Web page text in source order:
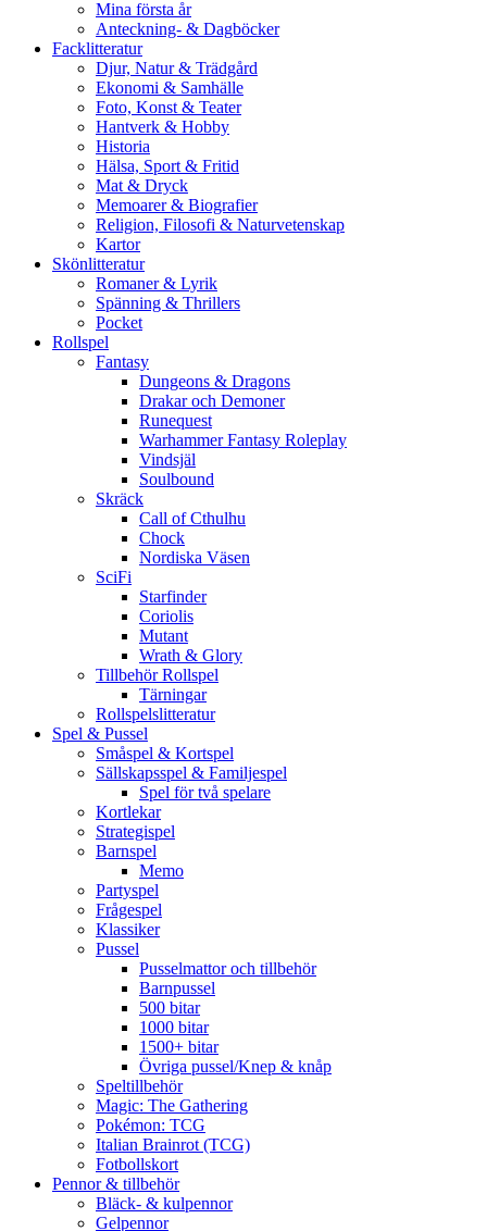
Mina första år
Anteckning- & Dagböcker
Facklitteratur
Djur, Natur & Trädgård
Ekonomi & Samhälle
Foto, Konst & Teater
Hantverk & Hobby
Historia
Hälsa, Sport & Fritid
Mat & Dryck
Memoarer & Biografier
Religion, Filosofi & Naturvetenskap
Kartor
Skönlitteratur
Romaner & Lyrik
Spänning & Thrillers
Pocket
Rollspel
Fantasy
Dungeons & Dragons
Drakar och Demoner
Runequest
Warhammer Fantasy Roleplay
Vindsjäl
Soulbound
Skräck
Call of Cthulhu
Chock
Nordiska Väsen
SciFi
Starfinder
Coriolis
Mutant
Wrath & Glory
Tillbehör Rollspel
Tärningar
Rollspelslitteratur
Spel & Pussel
Småspel & Kortspel
Sällskapsspel & Familjespel
Spel för två spelare
Kortlekar
Strategispel
Barnspel
Memo
Partyspel
Frågespel
Klassiker
Pussel
Pusselmattor och tillbehör
Barnpussel
500 bitar
1000 bitar
1500+ bitar
Övriga pussel/Knep & knåp
Speltillbehör
Magic: The Gathering
Pokémon: TCG
Italian Brainrot (TCG)
Fotbollskort
Pennor & tillbehör
Bläck- & kulpennor
Gelpennor